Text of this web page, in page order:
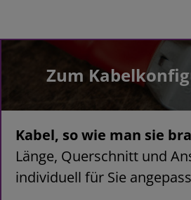
Zum
Kabel, so wie man sie
Länge, Querschnitt und
individuell für Sie